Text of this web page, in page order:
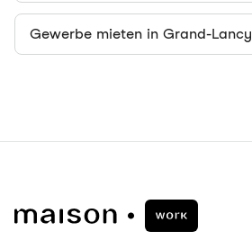
Gewerbe mieten in Grand-Lancy